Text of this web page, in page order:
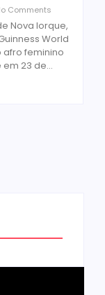
Comments
Nova Iorque,
World
feminino
23 de...